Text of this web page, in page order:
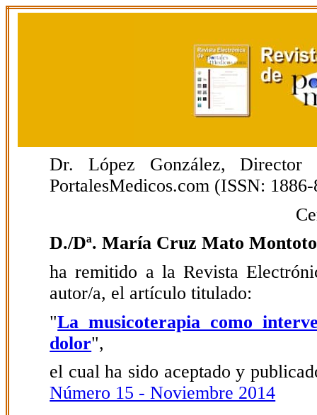
Dr. López González,
PortalesMedicos.com (ISSN:
D./Dª. María Cruz Mato Montoto
ha remitido a la Revista
autor/a, el artículo titulado:
"La musicoterapia como
dolor",
el cual ha sido aceptado y
Número 15 - Noviembre 2014